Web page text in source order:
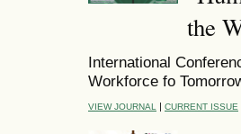
the
International
Workforce fo
VIEW JOURNAL CURRENT ISSUE